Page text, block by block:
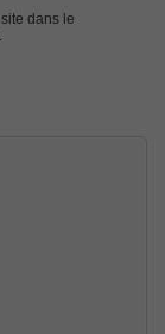
dans le